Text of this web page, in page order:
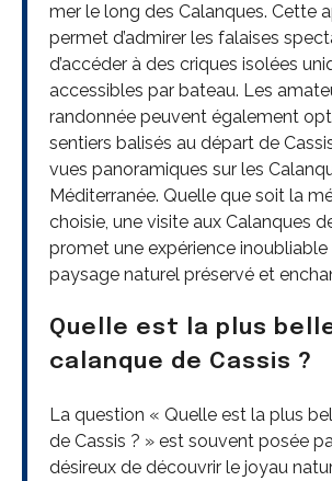
mer le long des Calanques. Cette
permet d’admirer les falaises
d’accéder à des criques isolées
accessibles par bateau. Les
randonnée peuvent également
sentiers balisés au départ de
vues panoramiques sur les
Méditerranée. Quelle que soit la
choisie, une visite aux Calanques
promet une expérience inoubliable
paysage naturel préservé et
Quelle est la plus
calanque de Cassis ?
La question « Quelle est la plus
de Cassis ? » est souvent posée
désireux de découvrir le joyau